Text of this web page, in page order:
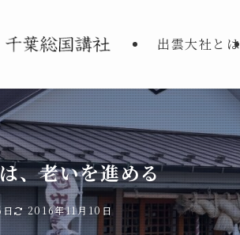
出雲大社とは
、老いを進める
2016年11月10日